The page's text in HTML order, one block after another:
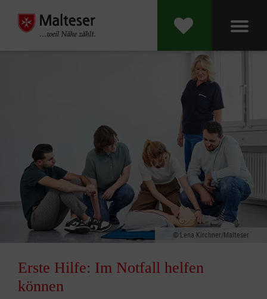
Lena Kirchner/Malteser
Erste Hilfe: Im Notfall helfen
können